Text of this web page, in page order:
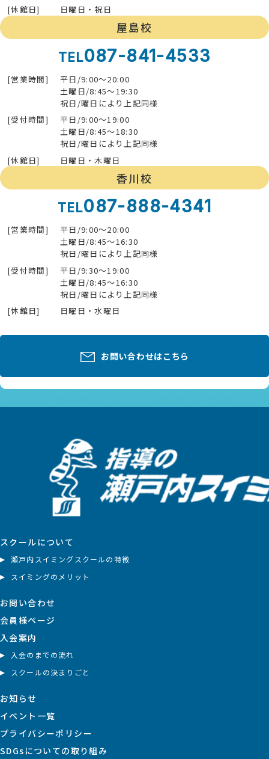
[休館日] 日曜日・祝日
屋島校
TEL087-841-4533
[営業時間]
平日/9:00～20:00
土曜日/8:45～19:30
祝日/曜日により上記同様
[受付時間]
平日/9:00～19:00
土曜日/8:45～18:30
祝日/曜日により上記同様
[休館日]
日曜日・木曜日
香川校
TEL087-888-4341
[営業時間]
平日/9:00～20:00
土曜日/8:45～16:30
祝日/曜日により上記同様
[受付時間]
平日/9:30～19:00
土曜日/8:45～16:30
祝日/曜日により上記同様
[休館日]
日曜日・水曜日
お問い合わせはこちら
スクールについて
瀬戸内スイミングスクールの特徴
スイミングのメリット
お問い合わせ
会員様ページ
入会案内
入会のまでの流れ
スクールの決まりごと
お知らせ
イベント一覧
プライバシーポリシー
SDGsについての取り組み